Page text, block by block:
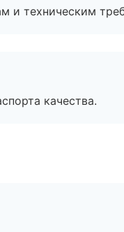
и техническим
качества.